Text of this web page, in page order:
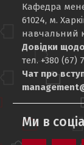
Кафедра
61024, м.
навчальний
Довідки
тел. +380 (67)
Чат про
Ми в